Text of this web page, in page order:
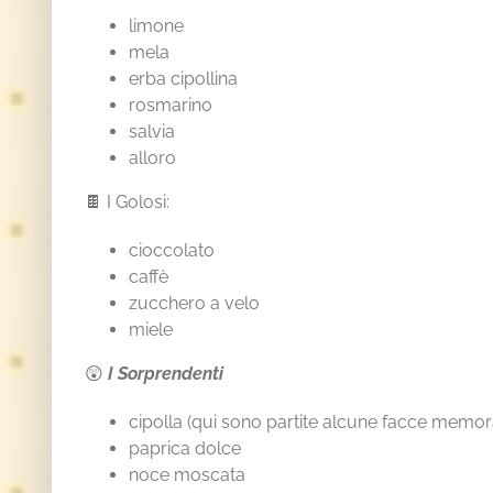
limone
mela
erba cipollina
rosmarino
salvia
alloro
🍫 I Golosi:
cioccolato
caffè
zucchero a velo
miele
😲 I Sorprendenti
cipolla (qui sono partite alcune facce
paprica dolce
noce moscata